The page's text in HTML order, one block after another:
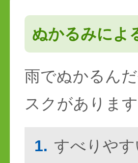
ぬかるみによ
雨でぬかるん
スクがあります
1. すべりやす